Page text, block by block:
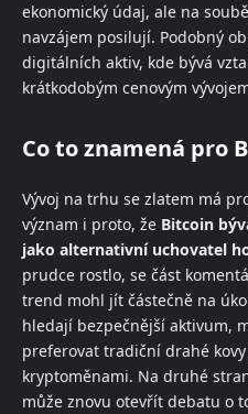
ekonomický údaj, ale na
navzájem posilují. Podobný
digitálních aktiv, kde bývá
krátkodobým cenovým
Co to znamená pro
Vývoj na trhu se zlatem má
význam i proto, že Bitcoin
jako alternativní uchovatel
prudce rostlo, se část
trend mohl jít částečně na
hledají bezpečnější aktivum,
preferovat tradiční drahé
kryptoměnami. Na druhé
může znovu otevřít debatu o